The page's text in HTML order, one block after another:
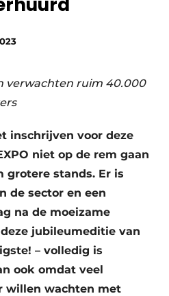
verwachten ruim 40.000
inschrijven voor deze
niet op de rem gaan
grotere stands. Er is
de sector en een
na de moeizame
jubileumeditie van
– volledig is
ook omdat veel
willen wachten met